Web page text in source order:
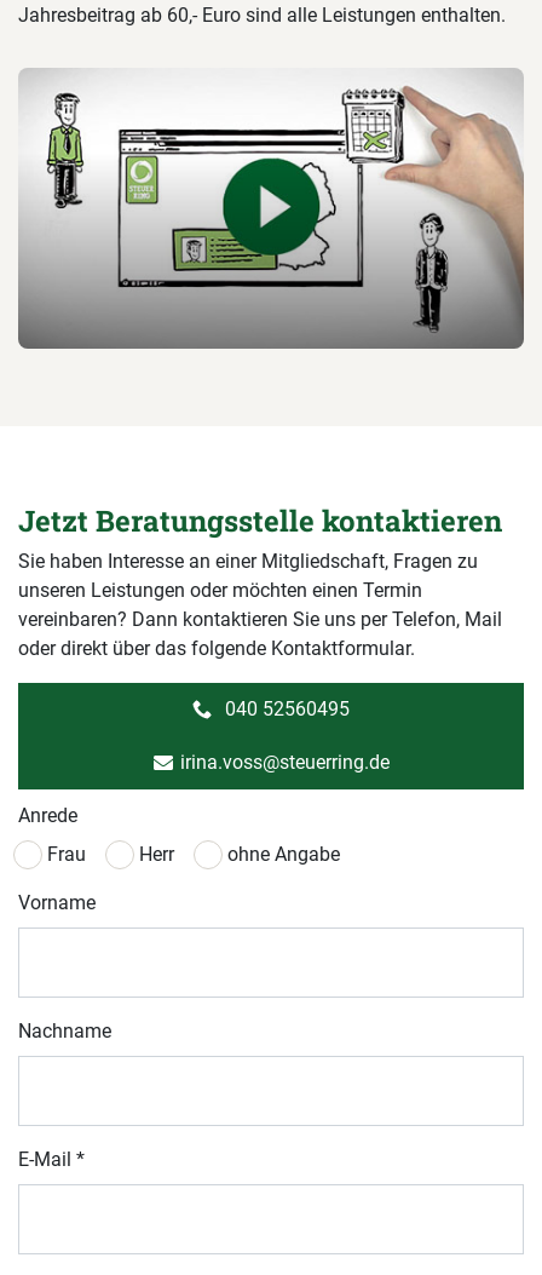
Jahresbeitrag ab 60,- Euro sind alle Leistungen enthalten.
Jetzt Beratungsstelle kontaktieren
Sie haben Interesse an einer Mitgliedschaft, Fragen zu
unseren Leistungen oder möchten einen Termin
vereinbaren? Dann kontaktieren Sie uns per Telefon, Mail
oder direkt über das folgende Kontaktformular.
040 52560495
irina.voss@steuerring.de
Anrede
Frau
Herr ohne Angabe
Vorname
Nachname
E-Mail *